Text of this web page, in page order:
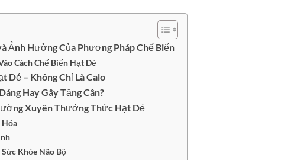
Ảnh Hưởng Của Phương Pháp Chế Biến
Cách Chế Biến Hạt Dẻ
Dẻ – Không Chỉ Là Calo
Hay Gây Tăng Cân?
Xuyên Thưởng Thức Hạt Dẻ
Hóa
Khỏe Não Bộ